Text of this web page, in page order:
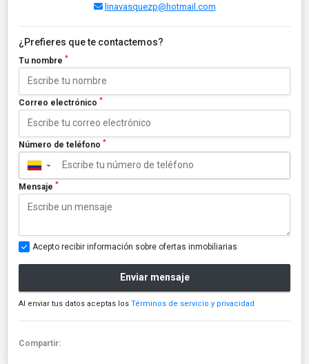
linavasquezp@hotmail.com
¿Prefieres que te contactemos?
Tu nombre *
Correo electrónico *
Número de teléfono *
▼
Mensaje *
Acepto recibir información sobre ofertas inmobiliarias
Enviar mensaje
Al enviar tus datos aceptas los Términos de servicio y privacidad
Compartir: